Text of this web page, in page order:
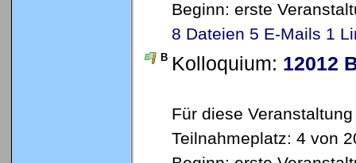
Beginn: erste
8 Dateien 5 E-Mails 1
B Kolloquium: 12012
Für diese
Teilnahmeplatz: 4 von